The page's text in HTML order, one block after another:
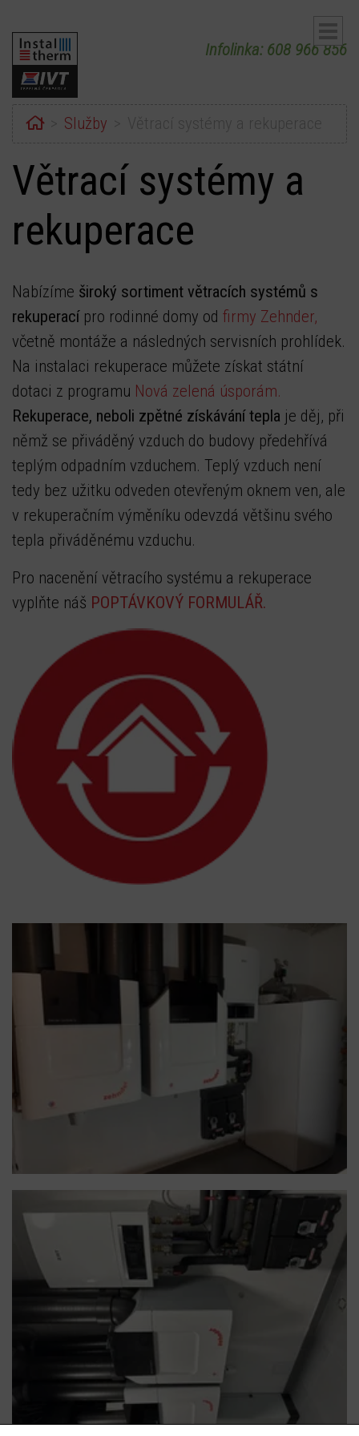
Infolinka: 608 966 856
HomeSlužby
Větrací systémy a
rekuperace
Nabízíme široký sortiment větracích systémů s
rekuperací pro rodinné domy od firmy Zehnder,
včetně montáže a následných servisních prohlídek.
Na instalaci rekuperace můžete získat státní
dotaci z programu Nová zelená úsporám.
Rekuperace, neboli zpětné získávání tepla je děj, při
němž se přiváděný vzduch do budovy předehřívá
teplým odpadním vzduchem. Teplý vzduch není
tedy bez užitku odveden otevřeným oknem ven, ale
v rekuperačním výměníku odevzdá většinu svého
tepla přiváděnému vzduchu.
Pro nacenění větracího systému a rekuperace
vyplňte náš POPTÁVKOVÝ FORMULÁŘ.